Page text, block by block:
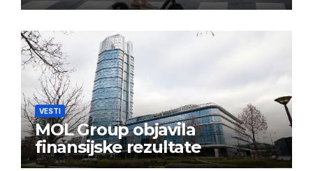
VESTI
MOL Group objavila
finansijske rezultate